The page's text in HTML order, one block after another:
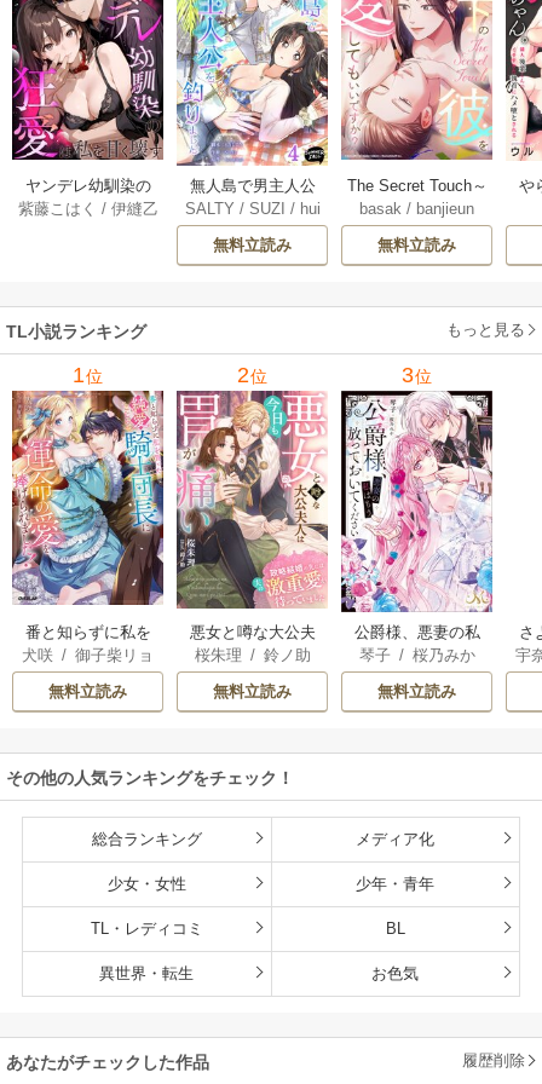
ヤンデレ幼馴染の
狂愛は私を甘く壊
ミ】 15巻
紫藤こはく / 伊縫乙
無人島で男主人公
を釣りました 4巻
SALTY / SUZI / hui
nttat
無料立読み
The Secret Touch～
年下の彼を愛して
もいいですか？～
【タテヨミ】 27巻
basak / banjieun
無料立読み
や
TL小説ランキング もっと見る
1位
番と知らずに私を
買った純愛こじら
せ騎士団長に運命
の愛を捧げられま
犬咲 /御子柴リョ
ウ
無料立読み
2位
悪女と噂な大公夫
人は今日も胃が痛
い～政略結婚の先
には夫の激重愛が
桜朱理 / 鈴ノ助
無料立読み
3位
公爵様、悪妻の私
はもう放っておい
てください
琴子/ 桜乃みか
無料立読み
さ
者
宇
その他の人気ランキングをチェック！
総合ランキング メディア化
少女・女性 少年・青年
TL・レディコミ BL
異世界・転生 お色気
あなたがチェックした作品 履歴削除